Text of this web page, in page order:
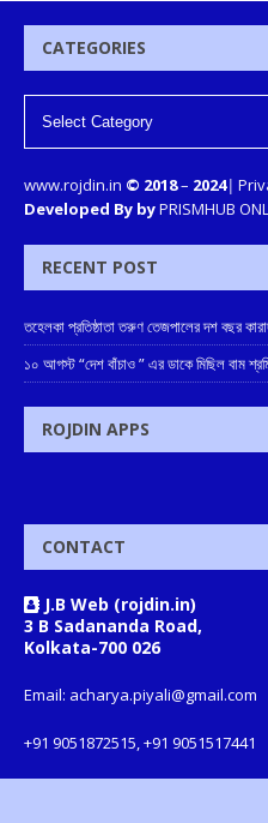
CATEGORIES
www.rojdin.in © 2018– 2024|
Developed By byPRISMHUB
RECENT POST
তহেলকা প্রতিষ্ঠাতা তরুণ তেজপালের দশ বছর
১০ আগস্ট “দেশ বাঁচাও ” এর ডাকে মিছিল বাম
ROJDIN APPS
CONTACT
J.B Web (rojdin.in)
3 B Sadananda Road,
Kolkata-700 026
Email: acharya.piyali@gmail.com
+91 9051872515, +91 9051517441